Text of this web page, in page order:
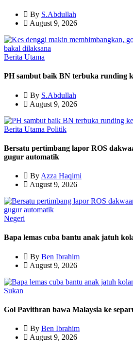
By S.Abdullah
August 9, 2026
Berita Utama
PH sambut baik BN terbuka runding
By S.Abdullah
August 9, 2026
Berita Utama Politik
Bersatu pertimbang lapor ROS
gugur automatik
By Azza Haqimi
August 9, 2026
Negeri
Bapa lemas cuba bantu anak jatuh
By Ben Ibrahim
August 9, 2026
Sukan
Gol Pavithran bawa Malaysia ke
By Ben Ibrahim
August 9, 2026